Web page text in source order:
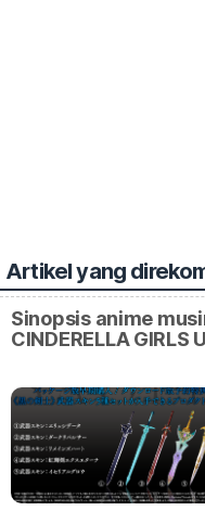
Artikel yang
Sinopsis anime
CINDERELLA